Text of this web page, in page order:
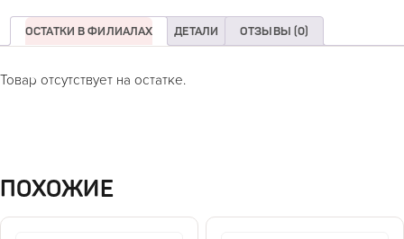
ОСТАТКИ В ФИЛИАЛАХ ДЕТАЛИ ОТЗЫВЫ (0)
Товар отсутствует на остатке.
ПОХОЖИЕ